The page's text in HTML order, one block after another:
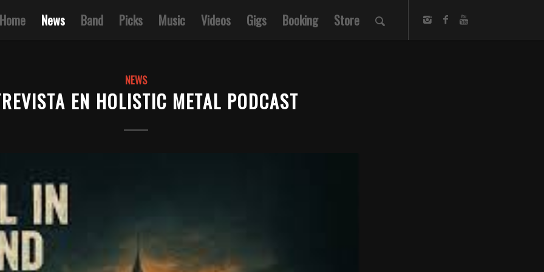
News Band Picks Music Videos Gigs Booking Store
NEWS
EN HOLISTIC METAL PODCAST